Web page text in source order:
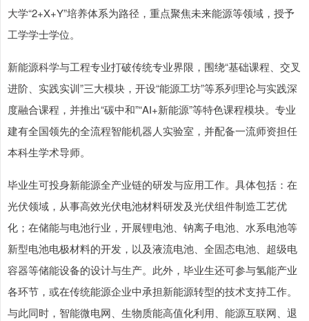
大学“2+X+Y”培养体系为路径，重点聚焦未来能源等领域，授予
工学学士学位。
新能源科学与工程专业打破传统专业界限，围绕“基础课程、交叉
进阶、实践实训”三大模块，开设“能源工坊”等系列理论与实践深
度融合课程，并推出“碳中和”“AI+新能源”等特色课程模块。专业
建有全国领先的全流程智能机器人实验室，并配备一流师资担任
本科生学术导师。
毕业生可投身新能源全产业链的研发与应用工作。具体包括：在
光伏领域，从事高效光伏电池材料研发及光伏组件制造工艺优
化；在储能与电池行业，开展锂电池、钠离子电池、水系电池等
新型电池电极材料的开发，以及液流电池、全固态电池、超级电
容器等储能设备的设计与生产。此外，毕业生还可参与氢能产业
各环节，或在传统能源企业中承担新能源转型的技术支持工作。
与此同时，智能微电网、生物质能高值化利用、能源互联网、退